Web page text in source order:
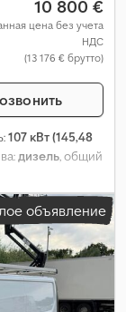
10 800 €
цена без учета
НДС
(13 176 € брутто)
107 кВт (145,48
дизель, общий
2 950 мм, ширина
замок,
,
объявление